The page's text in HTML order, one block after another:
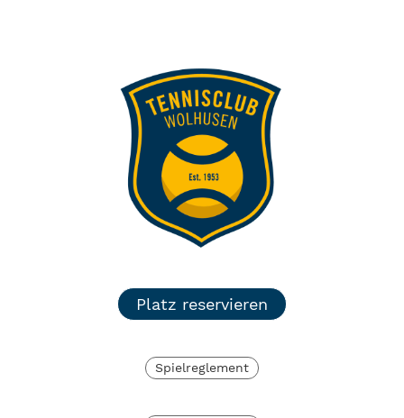
Platz reservieren
Spielreglement